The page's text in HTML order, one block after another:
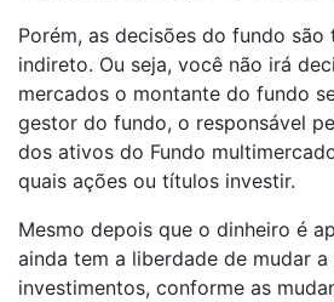
Porém, as decisões do fundo
indireto. Ou seja, você não irá
mercados o montante do fundo
gestor do fundo, o responsável
dos ativos do Fundo
quais ações ou títulos investir.
Mesmo depois que o dinheiro é
ainda tem a liberdade de mudar
investimentos, conforme as